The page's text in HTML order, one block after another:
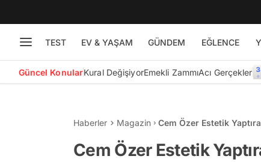
TEST EV & YAŞAM GÜNDEM EĞLENCE
Güncel KonularKural DeğişiyorEmekli ZammıAcı Gerçekler
Haberler Magazin
Cem Özer Estetik
Cem Özer Estetik